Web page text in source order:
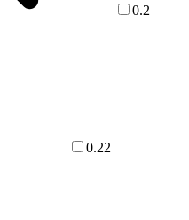
0.2
0.22